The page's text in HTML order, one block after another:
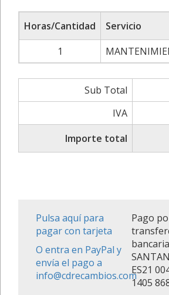
Horas/Cantidad
Servicio
1
Sub Total
IVA
Importe total
Pulsa aquí para
pagar con tarjeta
O entra en PayPal y
envía el pago a
info@cdrecambios.com
Pago
ES21
1405